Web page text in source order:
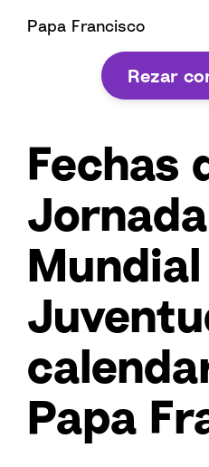
Papa Francisco
Rezar
Fechas
Jornada
Papa